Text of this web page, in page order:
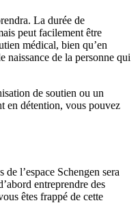
La durée de
peut facilement être
médical, bien qu’en
naissance de la personne qui
de soutien ou un
en détention, vous pouvez
l’espace Schengen sera
entreprendre des
êtes frappé de cette